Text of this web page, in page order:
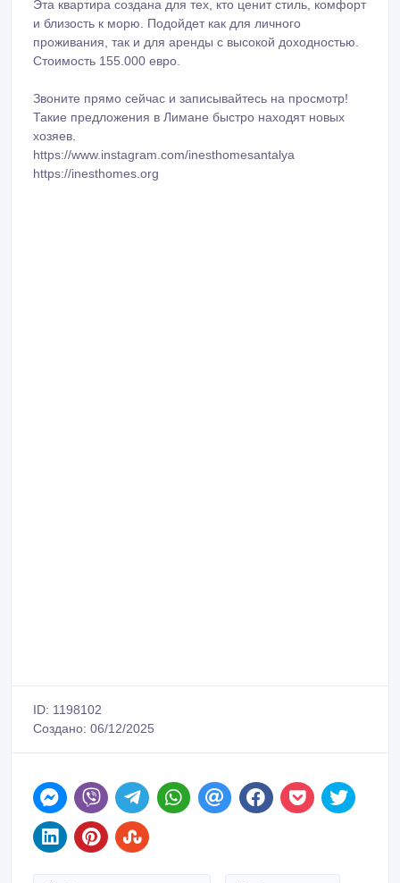
Эта квартира создана для тех, кто ценит стиль, комфорт
и близость к морю. Подойдет как для личного
проживания, так и для аренды с высокой доходностью.
Стоимость 155.000 евро.
Звоните прямо сейчас и записывайтесь на просмотр!
Такие предложения в Лимане быстро находят новых
хозяев.
https://www.instagram.com/inesthomesantalya
https://inesthomes.org
ID: 1198102
Создано: 06/12/2025